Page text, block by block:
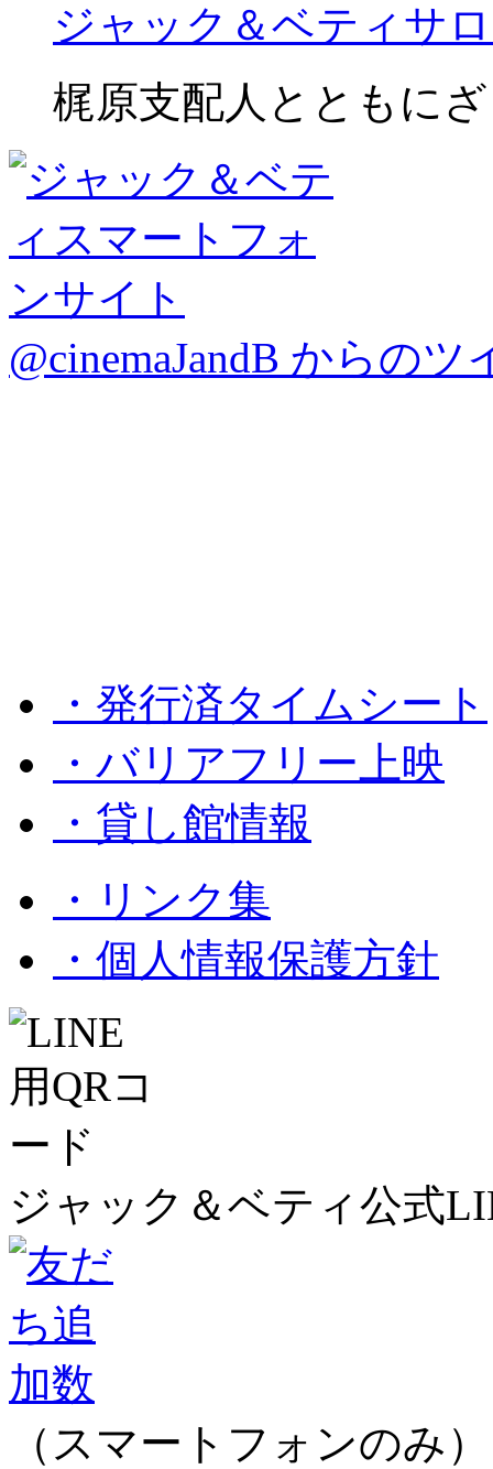
ジャック＆ベティサ
梶原支配人とともに
@cinemaJandB からのツ
・発行済タイムシート
・バリアフリー上映
・貸し館情報
・リンク集
・個人情報保護方針
ジャック＆ベティ公式
（スマートフォンのみ）